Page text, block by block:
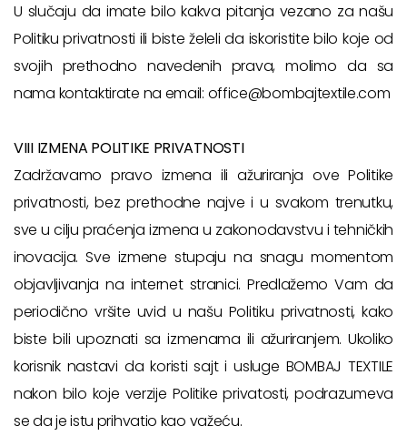
U slučaju da imate bilo kakva pitanja vezano za našu
Politiku privatnosti ili biste želeli da iskoristite bilo koje od
svojih prethodno navedenih prava, molimo da sa
nama kontaktirate na email: office@bombajtextile.com
VIII IZMENA POLITIKE PRIVATNOSTI
Zadržavamo pravo izmena ili ažuriranja ove Politike
privatnosti, bez prethodne najve i u svakom trenutku,
sve u cilju praćenja izmena u zakonodavstvu i tehničkih
inovacija. Sve izmene stupaju na snagu momentom
objavljivanja na internet stranici. Predlažemo Vam da
periodično vršite uvid u našu Politiku privatnosti, kako
biste bili upoznati sa izmenama ili ažuriranjem. Ukoliko
korisnik nastavi da koristi sajt i usluge BOMBAJ TEXTILE
nakon bilo koje verzije Politike privatosti, podrazumeva
se da je istu prihvatio kao važeću.